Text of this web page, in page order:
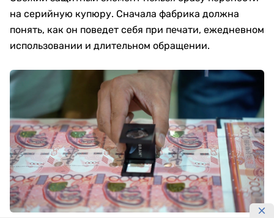
на серийную купюру. Сначала фабрика должна
понять, как он поведет себя при печати, ежедневном
использовании и длительном обращении.